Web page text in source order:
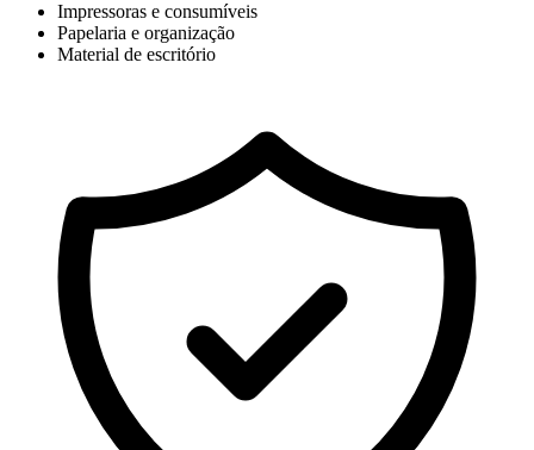
Impressoras e consumíveis
Papelaria e organização
Material de escritório